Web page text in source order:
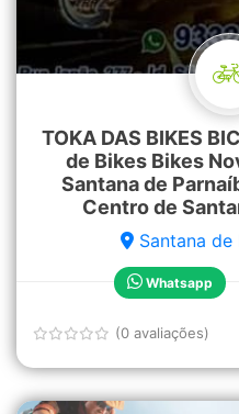
TOKA DAS BIKES
de Bikes Bikes
Santana de
Centro de
Santana de
Whatsapp
(0 avaliações)